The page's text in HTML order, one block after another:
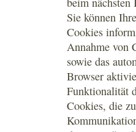
Sie können
Cookies
Annahme von
sowie das
Browser
Funktionalität
Cookies, die